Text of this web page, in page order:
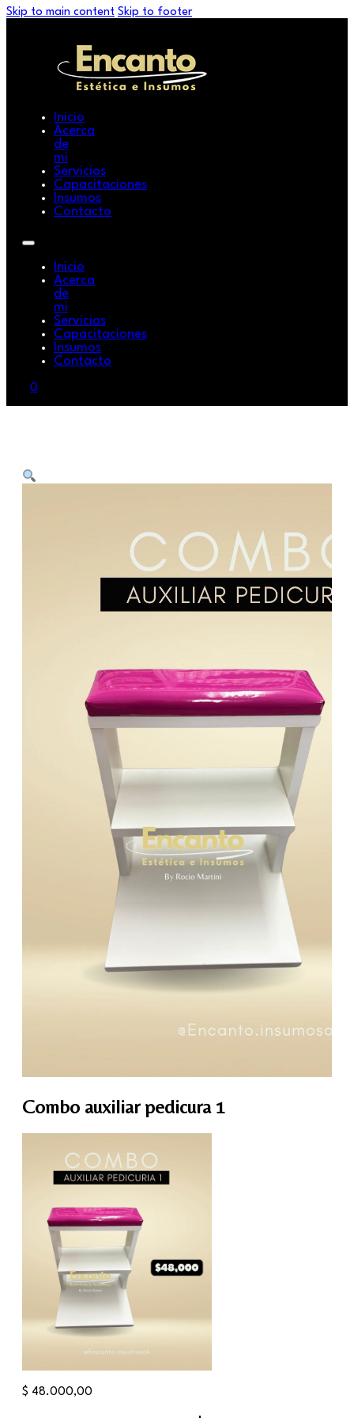
Skip to main content Skip to footer
Inicio
Acerca
de
mi
Servicios
Capacitaciones
Insumos
Contacto
Inicio
Acerca
de
mi
Servicios
Capacitaciones
Insumos
Contacto
0
Combo auxiliar pedicura 1
$ 48.000,00